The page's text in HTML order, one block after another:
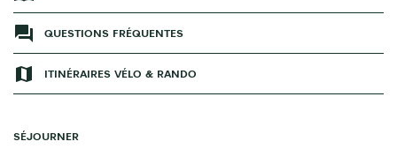
QUESTIONS FRÉQUENTES
ITINÉRAIRES VÉLO & RANDO
SÉJOURNER